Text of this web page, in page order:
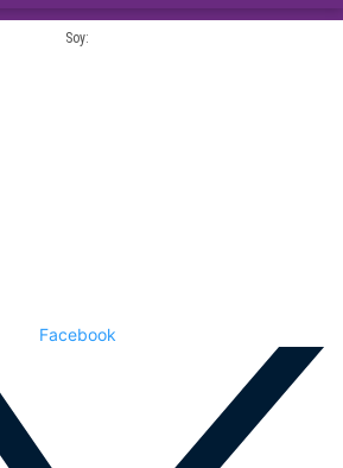
Soy:
Facebook